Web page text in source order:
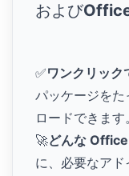
および
✅ワンクリック
パッケージを
ロードできます。
🚀どんな
に、必要なア